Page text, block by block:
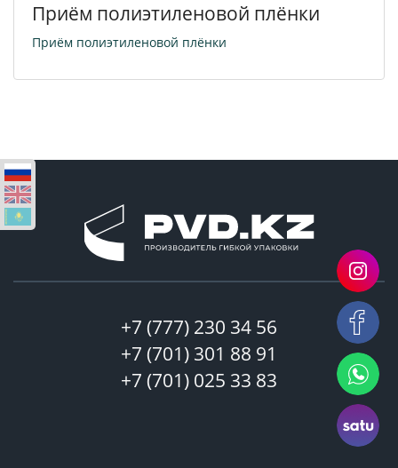
Приём полиэтиленовой плёнки
Приём полиэтиленовой плёнки
+7 (777) 230 34 56
+7 (701) 301 88 91
+7 (701) 025 33 83